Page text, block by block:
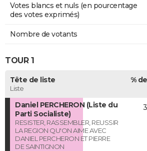
Votes blancs et nuls (en pourcentage
des votes exprimés)
Nombre de votants
TOUR 1
Tête de liste
Liste
%
Daniel PERCHERON (Liste du
Parti Socialiste)
RESISTER, RASSEMBLER, REUSSIR
LA REGION QU'ON AIME AVEC
DANIEL PERCHERON ET PIERRE
DE SAINTIGNON